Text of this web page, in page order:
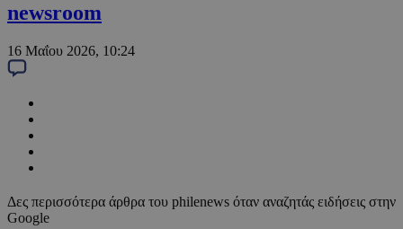
newsroom
16 Μαΐου 2026, 10:24
Δες περισσότερα άρθρα του philenews όταν αναζητάς ειδήσεις στην
Google